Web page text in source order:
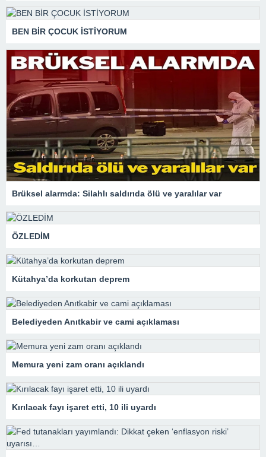
BEN BİR ÇOCUK İSTİYORUM
Brüksel alarmda: Silahlı saldırıda ölü ve yaralılar var
ÖZLEDİM
Kütahya’da korkutan deprem
Belediyeden Anıtkabir ve cami açıklaması
Memura yeni zam oranı açıklandı
Kırılacak fayı işaret etti, 10 ili uyardı